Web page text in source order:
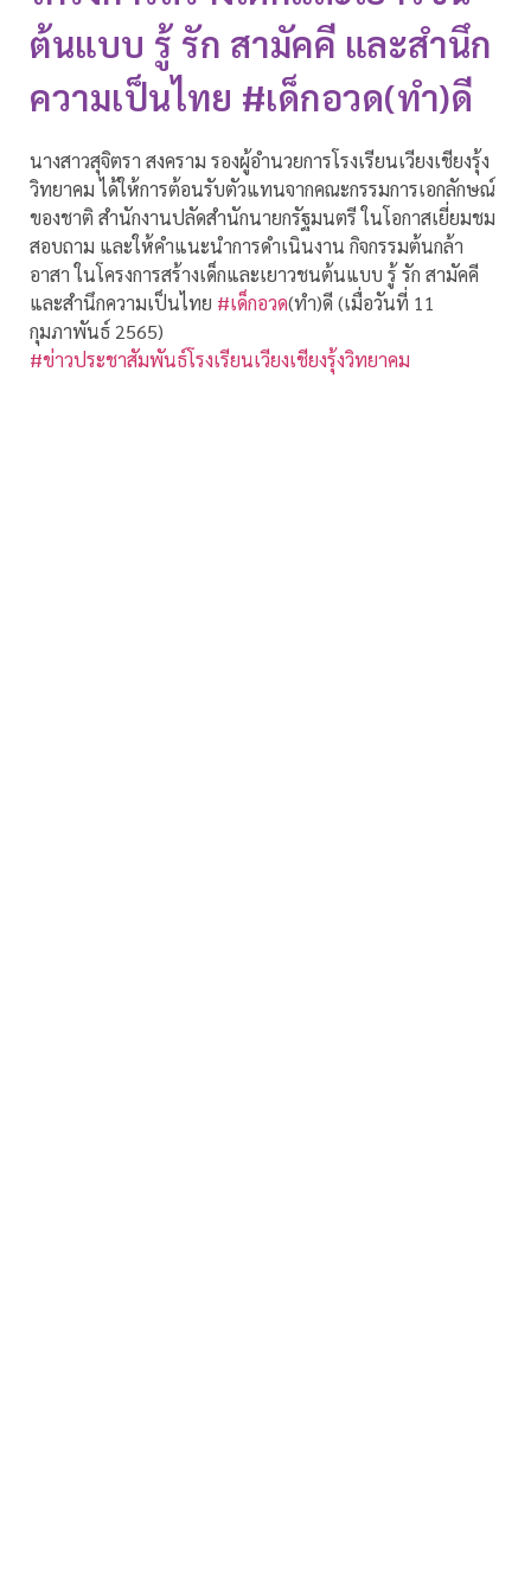
ต้นแบบ รู้ รัก สามัคคี และสำนึก
ความเป็นไทย #เด็กอวด(ทำ)ดี
นางสาวสุจิตรา สงคราม รองผู้อำนวยการโรงเรียนเวียงเชียงรุ้ง
วิทยาคม ได้ให้การต้อนรับตัวแทนจากคณะกรรมการเอกลักษณ์
ของชาติ สำนักงานปลัดสำนักนายกรัฐมนตรี ในโอกาสเยี่ยมชม
สอบถาม และให้คำแนะนำการดำเนินงาน กิจกรรมต้นกล้า
อาสา ในโครงการสร้างเด็กและเยาวชนต้นแบบ รู้ รัก สามัคคี
และสำนึกความเป็นไทย #เด็กอวด(ทำ)ดี (เมื่อวันที่ 11
กุมภาพันธ์ 2565)
#ข่าวประชาสัมพันธ์โรงเรียนเวียงเชียงรุ้งวิทยาคม